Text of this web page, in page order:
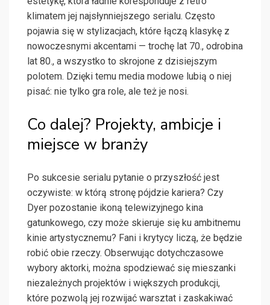
klimatem jej najsłynniejszego serialu. Często
pojawia się w stylizacjach, które łączą klasykę z
nowoczesnymi akcentami — trochę lat 70., odrobina
lat 80., a wszystko to skrojone z dzisiejszym
polotem. Dzięki temu media modowe lubią o niej
pisać: nie tylko gra role, ale też je nosi.
Co dalej? Projekty, ambicje i
miejsce w branży
Po sukcesie serialu pytanie o przyszłość jest
oczywiste: w którą stronę pójdzie kariera? Czy
Dyer pozostanie ikoną telewizyjnego kina
gatunkowego, czy może skieruje się ku ambitnemu
kinie artystycznemu? Fani i krytycy liczą, że będzie
robić obie rzeczy. Obserwując dotychczasowe
wybory aktorki, można spodziewać się mieszanki
niezależnych projektów i większych produkcji,
które pozwolą jej rozwijać warsztat i zaskakiwać